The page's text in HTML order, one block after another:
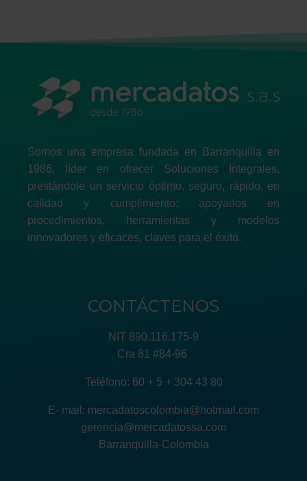
Somos una empresa fundada en Barranquilla en
1986, líder en ofrecer Soluciones Integrales,
prestándole un servicio óptimo, seguro, rápido, en
calidad y cumplimiento; apoyados en
procedimientos, herramientas y modelos
innovadores y eficaces, claves para el éxito.
CONTÁCTENOS
NIT 890.116.175-9
Cra 81 #84-96
Teléfono: 60 + 5 + 304 43 80
E- mail: mercadatoscolombia@hotmail.com
gerencia@mercadatossa.com
Barranquilla-Colombia